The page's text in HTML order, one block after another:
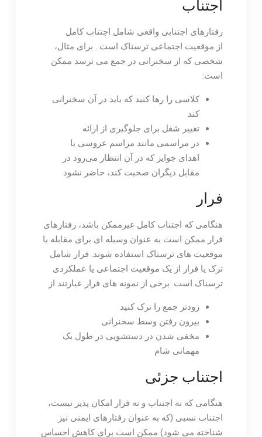
اجتناب
رفتارهای اجتنابی واقعی شامل اجتناب کامل
از موقعیت اجتماعی ترسناک است . برای مثال،
شخصی که از سخنرانی در جمع می ترسد ممکن
است:
کلاسی را رها کنید که باید در آن سخنرانی
کند
تغییر شغل برای جلوگیری از ارائه
در مراسمی مانند مراسم عروسی یا
اهدای جوایز که در آن انتظار می‌رود در
مقابل دیگران صحبت کند، حاضر نشود
فرار
هنگامی که اجتناب کامل غیرممکن باشد، رفتارهای
فرار ممکن است به عنوان وسیله ای برای مقابله با
موقعیت های ترسناک استفاده شوند. فرار شامل
ترک یا فرار از یک موقعیت اجتماعی یا عملکردی
ترسناک است. برخی از نمونه های فرار عبارتند از
زودتر جمع را ترک کنید
بیرون رفتن وسط سخنرانی
مخفی شدن در دستشویی در طول یک
مهمانی شام
اجتناب جزئی
هنگامی که نه اجتناب و نه فرار امکان پذیر نیست،
اجتناب نسبی (که به عنوان رفتارهای ایمنی نیز
شناخته می شود) ممکن است برای کاهش احساس